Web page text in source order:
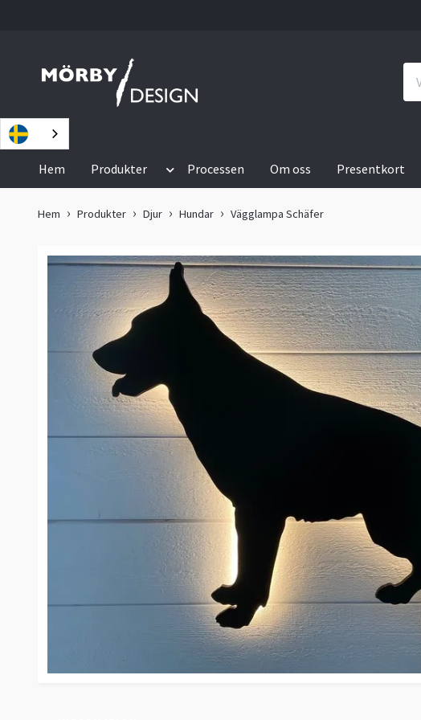
Hem Produkter Processen Om oss Presentkort
Hem Produkter Djur Hundar Vägglampa Schäfer